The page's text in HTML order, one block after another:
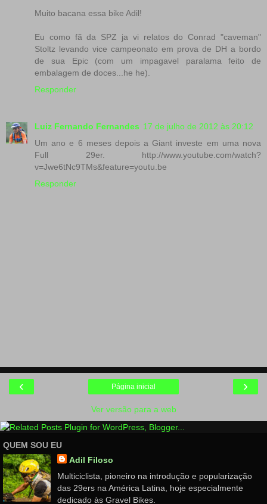
Muito bacana essa bike Adil!
Eu como fã da SPZ ja vi relatos do Conrad "caveman"
Stoltz levando vice campeonato em prova de DH a bordo
de sua Epic (com um impagavel paralama feito de
embalagem de doces...he he).
Responder
Luiz Fernando Fernandes 17 de julho de 2012 às 20:12
Um ano e 6 meses depois a Giant investe em uma nova
Full 29er. http://www.youtube.com/watch?
v=Jwe6tNc9TMs&feature=youtu.be
Responder
‹ ›
Página inicial
Ver versão para a web
QUEM SOU EU
Adil Filoso
Multiciclista, pioneiro na introdução e popularização
das 29ers na América Latina, hoje especialmente
dedicado às Gravel Bikes.